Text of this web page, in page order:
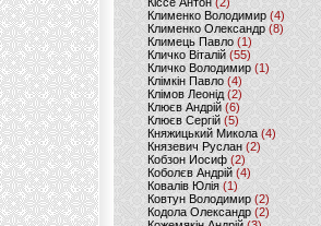
Клименко Володимир(4)
Клименко Олександр (8)
Климець Павло (1)
Кличко Віталій(55)
Кличко Володимир (1)
Клімкін Павло (4)
Клімов Леонід(2)
Клюєв Андрій(6)
Клюєв Сергій (5)
Княжицький Микола(4)
Князевич Руслан (2)
Кобзон Иосиф(2)
Коболєв Андрій (4)
Ковалів Юлія(1)
Ковтун Володимир (2)
Кодола Олександр (2)